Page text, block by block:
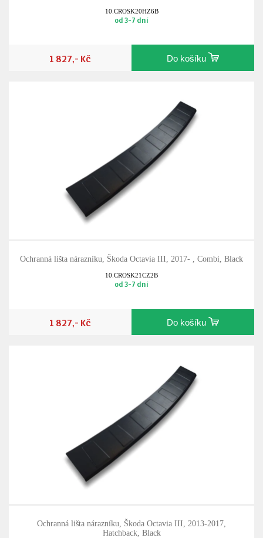
10.CROSK20HZ6B
od 3-7 dní
1 827,- Kč Do košíku
Ochranná lišta nárazníku, Škoda Octavia III, 2017- , Combi, Black
10.CROSK21CZ2B
od 3-7 dní
1 827,- Kč Do košíku
Ochranná lišta nárazníku, Škoda Octavia III, 2013-2017,
Hatchback, Black